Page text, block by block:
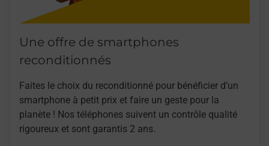
Une offre de smartphones
reconditionnés
Faites le choix du reconditionné pour bénéficier d’un
smartphone à petit prix et faire un geste pour la
planète ! Nos téléphones suivent un contrôle qualité
rigoureux et sont garantis 2 ans.